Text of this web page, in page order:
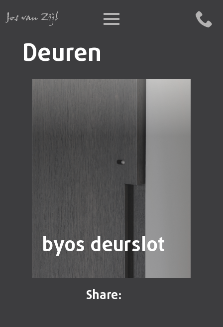
Deuren
byos deurslot
Share: